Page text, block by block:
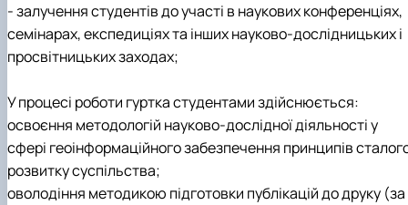
- залучення студентів до участі в наукових конференціях,
семінарах, експедиціях та інших науково-дослідницьких і
просвітницьких заходах;
У процесі роботи гуртка студентами здійснюється:
освоєння методологій науково-дослідної діяльності у
сфері геоінформаційного забезпечення принципів
розвитку суспільства;
оволодіння методикою підготовки публікацій до друку (за